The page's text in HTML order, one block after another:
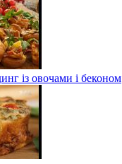
із овочами і беконом